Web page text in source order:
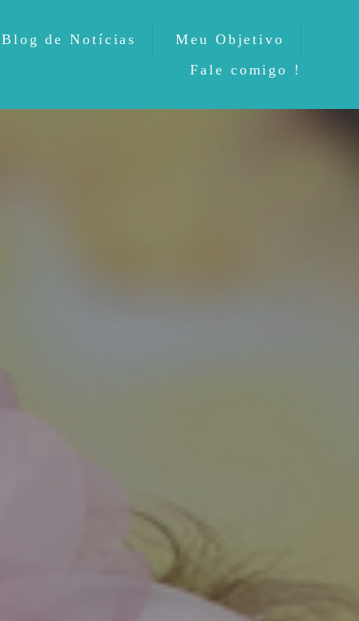
Blog de Notícias
Meu Objetivo
Fale comigo !